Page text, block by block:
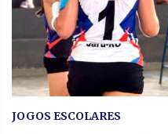
JOGOS ESCOLARES